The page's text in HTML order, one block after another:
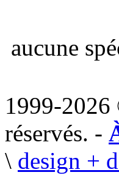
aucune
1999-
réservés. -
\ design +